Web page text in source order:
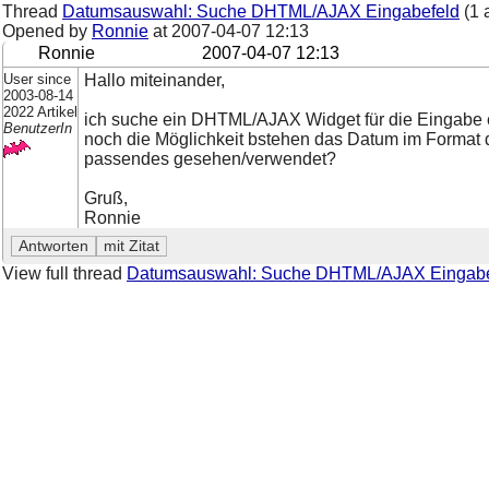
Thread Datumsauswahl: Suche DHTML/AJAX Eingabefeld (1
Opened by Ronnie at 2007-04-07 12:13
Ronnie
2007-04-07 12:13
User since
2003-08-14
2022 Artikel
BenutzerIn
Hallo miteinander,
ich suche ein DHTML/AJAX Widget für die
noch die Möglichkeit bstehen das Datum im
passendes gesehen/verwendet?
Gruß,
Ronnie
View full thread Datumsauswahl: Suche DHTML/AJAX